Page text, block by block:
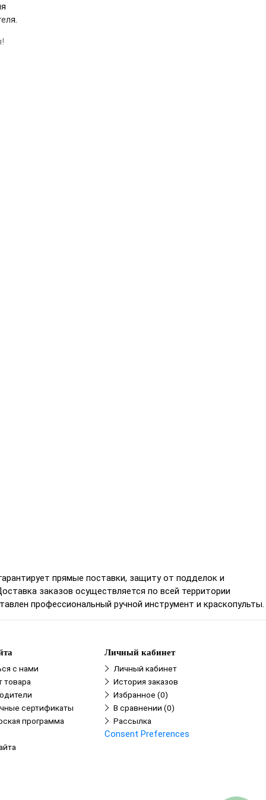
прямые поставки, защиту от подделок и
заказов осуществляется по всей территории
профессиональный ручной инструмент и краскопульты.
с нами
товара
сертификаты
программа
Личный кабинет
Личный кабинет
История заказов
Избранное (0)
В сравнении (0)
Рассылка
Consent Preferences